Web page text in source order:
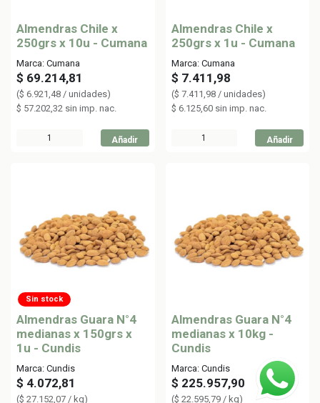
Almendras Chile x
250grs x 10u - Cumana
Marca: Cumana
$ 69.214,81
($ 6.921,48 / unidades)
$ 57.202,32 sin imp. nac.
Añadir
Almendras Chile x
250grs x 1u - Cumana
Marca: Cumana
$ 7.411,98
($ 7.411,98/ unidades)
$ 6.125,60 sin imp. nac.
Añadir
Sin stock
Almendras Guara N°4
medianas x 150grs x
1u - Cundis
Marca: Cundis
$ 4.072,81
($ 27.152,07 / kg)
Almendras Guara N°4
medianas x 10kg -
Cundis
Marca: Cundis
$ 225.957,90
($ 22.595,79/ kg)